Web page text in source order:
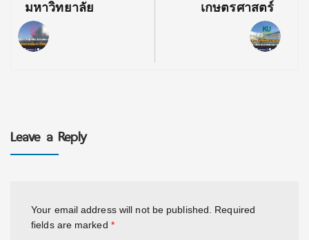
มหาวิทยาลัย
เกษตรศาสตร์
Leave a Reply
Your email address will not be published.
Required
fields are marked *